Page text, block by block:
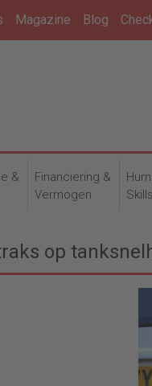
Magazine Blog
&
Financiering &
Vermogen
Skills
op